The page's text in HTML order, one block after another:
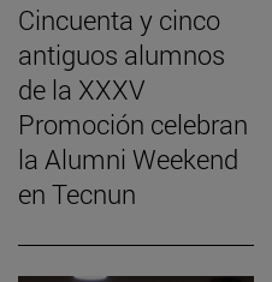
Cincuenta y cinco
antiguos alumnos
de la XXXV
Promoción celebran
la Alumni Weekend
en Tecnun